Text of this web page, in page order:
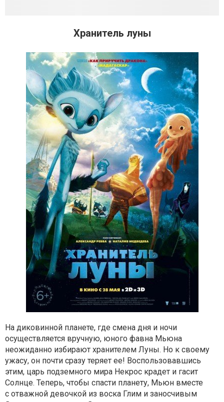
Хранитель луны
На диковинной планете, где смена дня и ночи
осуществляется вручную, юного фавна Мьюна
неожиданно избирают хранителем Луны. Но к своему
ужасу, он почти сразу теряет ее! Воспользовавшись
этим, царь подземного мира Некрос крадет и гасит
Солнце. Теперь, чтобы спасти планету, Мьюн вместе
с отважной девочкой из воска Глим и заносчивым